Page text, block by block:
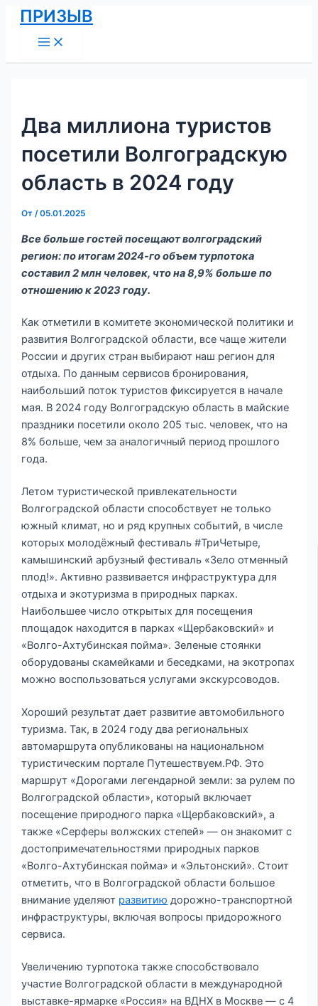
Перейти
содержимому
ПРИЗЫВ
Menu
Два миллиона туристов
посетили Волгоградскую
область в 2024 году
От/05.01.2025
Все больше гостей посещают волгоградский
регион: по итогам 2024-го объем турпотока
составил 2 млн человек, что на 8,9% больше по
отношению к 2023 году.
Как отметили в комитете экономической политики и
развития Волгоградской области, все чаще жители
России и других стран выбирают наш регион для
отдыха. По данным сервисов бронирования,
наибольший поток туристов фиксируется в начале
мая. В 2024 году Волгоградскую область в майские
праздники посетили около 205 тыс. человек, что на
8% больше, чем за аналогичный период прошлого
года.
Летом туристической привлекательности
Волгоградской области способствует не только
южный климат, но и ряд крупных событий, в числе
которых молодёжный фестиваль #ТриЧетыре,
камышинский арбузный фестиваль «Зело отменный
плод!». Активно развивается инфраструктура для
отдыха и экотуризма в природных парках.
Наибольшее число открытых для посещения
площадок находится в парках «Щербаковский» и
«Волго-Ахтубинская пойма». Зеленые стоянки
оборудованы скамейками и беседками, на экотропах
можно воспользоваться услугами экскурсоводов.
Хороший результат дает развитие автомобильного
туризма. Так, в 2024 году два региональных
автомаршрута опубликованы на национальном
туристическим портале Путешествуем.РФ. Это
маршрут «Дорогами легендарной земли: за рулем по
Волгоградской области», который включает
посещение природного парка «Щербаковский», а
также «Серферы волжских степей» — он знакомит с
достопримечательностями природных парков
«Волго-Ахтубинская пойма» и «Эльтонский». Стоит
отметить, что в Волгоградской области большое
внимание уделяют развитию дорожно-транспортной
инфраструктуры, включая вопросы придорожного
сервиса.
Увеличению турпотока также способствовало
участие Волгоградской области в международной
выставке-ярмарке «Россия» на ВДНХ в Москве — с 4
Навигация
по
записям